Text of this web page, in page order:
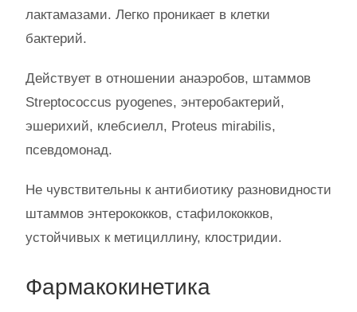
лактамазами. Легко проникает в клетки
бактерий.
Действует в отношении анаэробов, штаммов
Streptococcus pyogenes, энтеробактерий,
эшерихий, клебсиелл, Proteus mirabilis,
псевдомонад.
Не чувствительны к антибиотику разновидности
штаммов энтерококков, стафилококков,
устойчивых к метициллину, клостридии.
Фармакокинетика